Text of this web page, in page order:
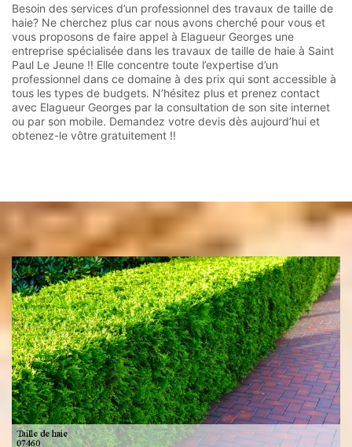
Besoin des services d’un professionnel des travaux de taille de
haie? Ne cherchez plus car nous avons cherché pour vous et
vous proposons de faire appel à Elagueur Georges une
entreprise spécialisée dans les travaux de taille de haie à Saint
Paul Le Jeune !! Elle concentre toute l’expertise d’un
professionnel dans ce domaine à des prix qui sont accessible à
tous les types de budgets. N’hésitez plus et prenez contact
avec Elagueur Georges par la consultation de son site internet
ou par son mobile. Demandez votre devis dès aujourd’hui et
obtenez-le vôtre gratuitement !!